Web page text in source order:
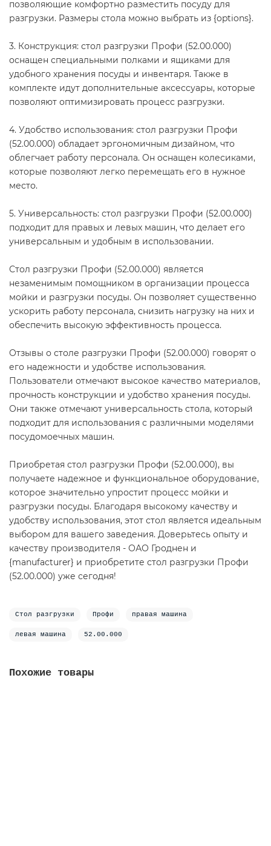
позволяющие комфортно разместить посуду для
разгрузки. Размеры стола можно выбрать из {options}.
3. Конструкция: стол разгрузки Профи (52.00.000)
оснащен специальными полками и ящиками для
удобного хранения посуды и инвентаря. Также в
комплекте идут дополнительные аксессуары, которые
позволяют оптимизировать процесс разгрузки.
4. Удобство использования: стол разгрузки Профи
(52.00.000) обладает эргономичным дизайном, что
облегчает работу персонала. Он оснащен колесиками,
которые позволяют легко перемещать его в нужное
место.
5. Универсальность: стол разгрузки Профи (52.00.000)
подходит для правых и левых машин, что делает его
универсальным и удобным в использовании.
Стол разгрузки Профи (52.00.000) является
незаменимым помощником в организации процесса
мойки и разгрузки посуды. Он позволяет существенно
ускорить работу персонала, снизить нагрузку на них и
обеспечить высокую эффективность процесса.
Отзывы о столе разгрузки Профи (52.00.000) говорят о
его надежности и удобстве использования.
Пользователи отмечают высокое качество материалов,
прочность конструкции и удобство хранения посуды.
Они также отмечают универсальность стола, который
подходит для использования с различными моделями
посудомоечных машин.
Приобретая стол разгрузки Профи (52.00.000), вы
получаете надежное и функциональное оборудование,
которое значительно упростит процесс мойки и
разгрузки посуды. Благодаря высокому качеству и
удобству использования, этот стол является идеальным
выбором для вашего заведения. Доверьтесь опыту и
качеству производителя - ОАО Гроднен и
{manufacturer} и приобретите стол разгрузки Профи
(52.00.000) уже сегодня!
Стол разгрузки Профи правая машина
левая машина 52.00.000
Похожие товары